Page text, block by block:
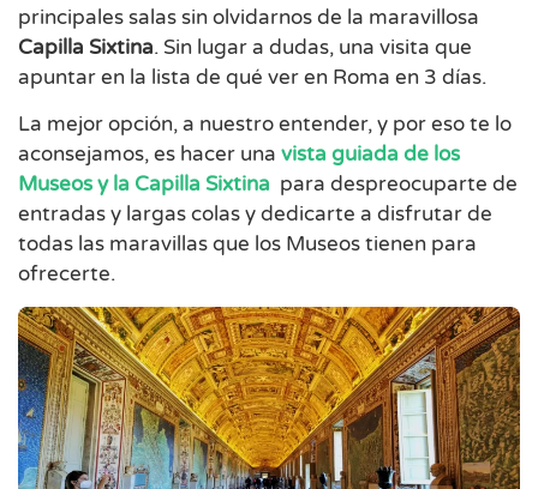
principales salas sin olvidarnos de la maravillosa
Capilla Sixtina. Sin lugar a dudas, una visita que
apuntar en la lista de qué ver en Roma en 3 días.
La mejor opción, a nuestro entender, y por eso te lo
aconsejamos, es hacer una vista guiada de los
Museos y la Capilla Sixtina para despreocuparte de
entradas y largas colas y dedicarte a disfrutar de
todas las maravillas que los Museos tienen para
ofrecerte.